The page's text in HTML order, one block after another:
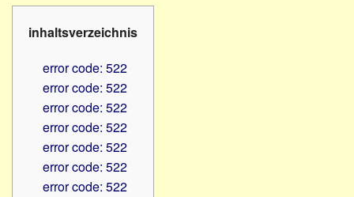
Hilfsmittel
-
PC
Reha-
Lehrer
Verbände
inhaltsverzeichnis
error code: 522
error code: 522
error code: 522
error code: 522
error code: 522
error code: 522
error code: 522